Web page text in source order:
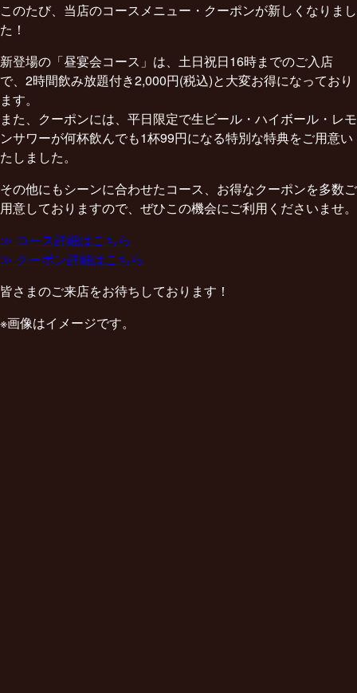
このたび、当店のコースメニュー・クーポンが新しくなりまし
た！
新登場の「昼宴会コース」は、土日祝日16時までのご入店
で、2時間飲み放題付き2,000円(税込)と大変お得になっており
ます。
また、クーポンには、平日限定で生ビール・ハイボール・レモ
ンサワーが何杯飲んでも1杯99円になる特別な特典をご用意い
たしました。
その他にもシーンに合わせたコース、お得なクーポンを多数ご
用意しておりますので、ぜひこの機会にご利用くださいませ。
≫ コース詳細はこちら
≫ クーポン詳細はこちら
皆さまのご来店をお待ちしております！
※画像はイメージです。